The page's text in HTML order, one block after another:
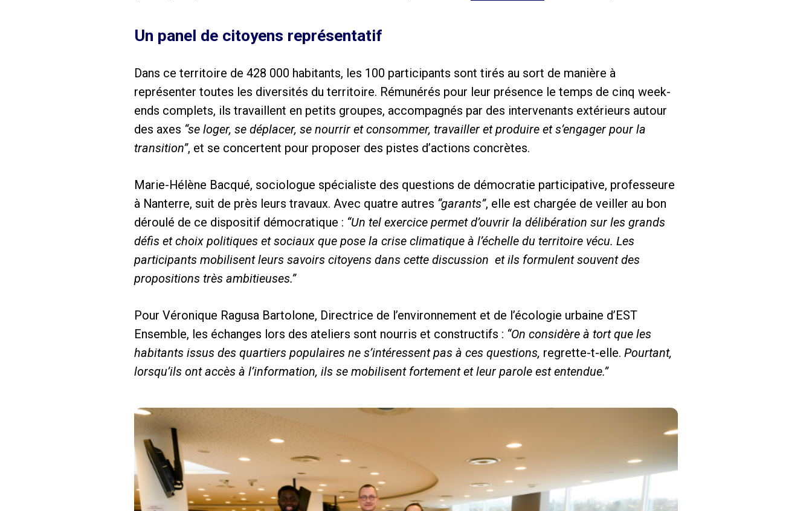
Un panel de citoyens représentatif
Dans ce territoire de 428 000 habitants, les 100 participants sont tirés au sort de manière à
représenter toutes les diversités du territoire. Rémunérés pour leur présence le temps de cinq week-
ends complets, ils travaillent en petits groupes, accompagnés par des intervenants extérieurs autour
des axes “se loger, se déplacer, se nourrir et consommer, travailler et produire et s’engager pour la
transition”, et se concertent pour proposer des pistes d’actions concrètes.
Marie-Hélène Bacqué, sociologue spécialiste des questions de démocratie participative, professeure
à Nanterre, suit de près leurs travaux. Avec quatre autres “garants”, elle est chargée de veiller au bon
déroulé de ce dispositif démocratique : “Un tel exercice permet d’ouvrir la délibération sur les grands
défis et choix politiques et sociaux que pose la crise climatique à l’échelle du territoire vécu. Les
participants mobilisent leurs savoirs citoyens dans cette discussion et ils formulent souvent des
propositions très ambitieuses.”
Pour Véronique Ragusa Bartolone, Directrice de l’environnement et de l’écologie urbaine d’EST
Ensemble, les échanges lors des ateliers sont nourris et constructifs : “On considère à tort que les
habitants issus des quartiers populaires ne s’intéressent pas à ces questions, regrette-t-elle. Pourtant,
lorsqu’ils ont accès à l’information, ils se mobilisent fortement et leur parole est entendue.”